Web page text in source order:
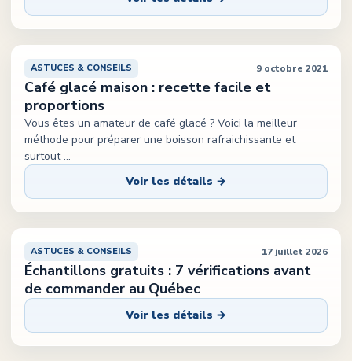
ASTUCES & CONSEILS 9 octobre 2021
Café glacé maison : recette facile et
proportions
Vous êtes un amateur de café glacé ? Voici la meilleur
méthode pour préparer une boisson rafraichissante et
surtout...
Voir les détails →
Québec Tout Compris
ASTUCES & CONSEILS 17 juillet 2026
Échantillons gratuits : 7 vérifications avant
de commander au Québec
Voir les détails →